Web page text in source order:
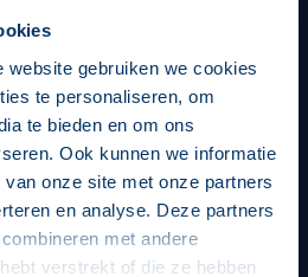
website gebruiken we cookies
te personaliseren, om
te bieden en om ons
Ook kunnen we informatie
onze site met onze partners
en analyse. Deze partners
met andere
verstrekt of die ze hebben